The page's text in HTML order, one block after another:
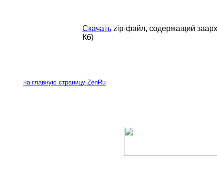
Скачать zip-файл, содержащий
Кб)
на главную страницу ZenRu